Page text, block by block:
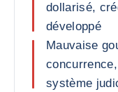
dollarisé,
développé
Mauvaise
système